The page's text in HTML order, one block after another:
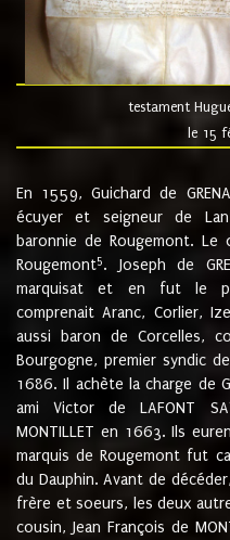
testament
le 15
En 1559, Guichard de
écuyer et seigneur de
baronnie de Rougemont.
Rougemont5. Joseph de
marquisat et en fut le
comprenait Aranc, Corlier,
aussi baron de Corcelles,
Bourgogne, premier syndic
1686. Il achète la charge de
ami Victor de LAFONT
MONTILLET en 1663. Ils
marquis de Rougemont fut
du Dauphin. Avant de
frère et soeurs, les deux
cousin, Jean François de